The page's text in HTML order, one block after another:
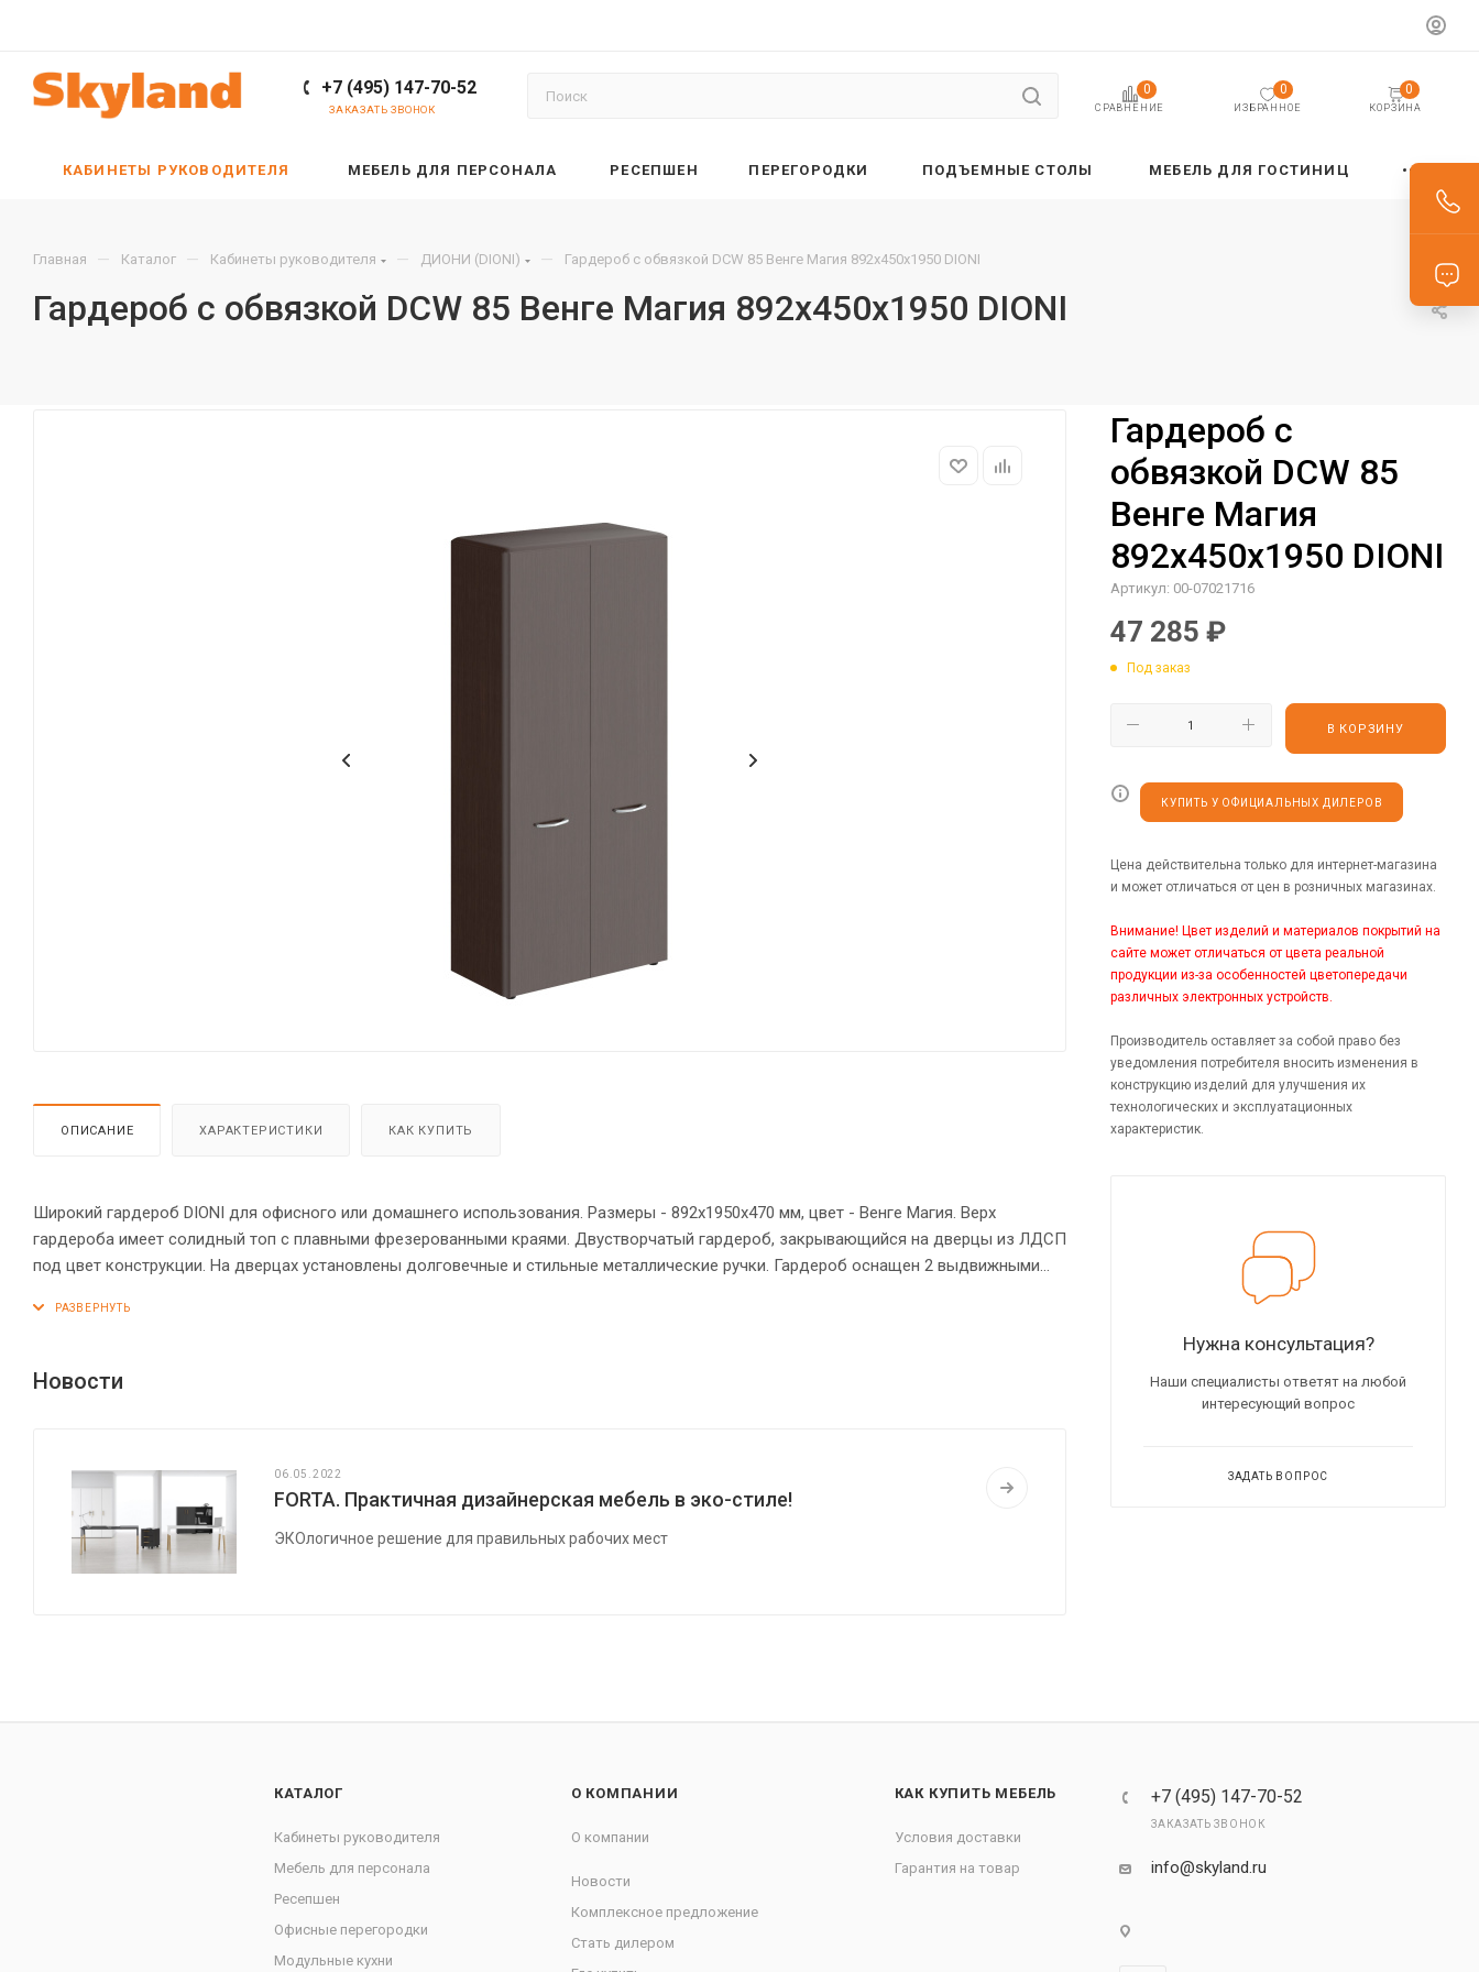
+7 (495) 147-70-52
ЗАКАЗАТЬ ЗВОНОК СРАВНЕНИЕ
0
ИЗБРАННОЕ
0
КОРЗИНА
0
КАБИНЕТЫ РУКОВОДИТЕЛЯ МЕБЕЛЬ ДЛЯ ПЕРСОНАЛА РЕСЕПШЕН ПЕРЕГОРОДКИ ПОДЪЕМНЫЕ СТОЛЫ МЕБЕЛЬ ДЛЯ ГОСТИНИЦ
Главная — Каталог — Кабинеты руководителя — ДИОНИ (DIONI) — Гардероб с обвязкой DCW 85 Венге Магия 892х450х1950 DIONI
Гардероб с обвязкой DCW 85 Венге Магия 892х450х1950 DIONI
ОПИСАНИЕ ХАРАКТЕРИСТИКИ КАК КУПИТЬ
Широкий гардероб DIONI для офисного или домашнего использования. Размеры - 892х1950х470 мм, цвет - Венге Магия. Верх
гардероба имеет солидный топ с плавными фрезерованными краями. Двустворчатый гардероб, закрывающийся на дверцы из ЛДСП
под цвет конструкции. На дверцах установлены долговечные и стильные металлические ручки. Гардероб оснащен 2 выдвижными
Конструкция гардероба оснащена прочными силовыми креплениями – эксцентриковыми стяжками. Регулируемые по высоте опоры
Новости
06.05.2022
FORTA. Практичная дизайнерская мебель в эко-стиле!
ЭКОлогичное решение для правильных рабочих мест
Гардероб с
обвязкой DCW 85
Венге Магия
892х450х1950 DIONI
Артикул: 00-07021716
47 285 ₽
Под заказ
В КОРЗИНУ
КУПИТЬ У ОФИЦИАЛЬНЫХ ДИЛЕРОВ
Цена действительна только для интернет-магазина
и может отличаться от цен в розничных магазинах.
Внимание! Цвет изделий и материалов покрытий на
сайте может отличаться от цвета реальной
продукции из-за особенностей цветопередачи
различных электронных устройств.
Производитель оставляет за собой право без
уведомления потребителя вносить изменения в
конструкцию изделий для улучшения их
технологических и эксплуатационных
характеристик.
Нужна консультация?
Наши специалисты ответят на любой
интересующий вопрос
ЗАДАТЬ ВОПРОС
КАТАЛОГ
Кабинеты руководителя
Мебель для персонала
Ресепшен
Офисные перегородки
Модульные кухни
О КОМПАНИИ
О компании
Новости
Комплексное предложение
Стать дилером
КАК КУПИТЬ МЕБЕЛЬ
Условия доставки
Гарантия на товар
+7 (495) 147-70-52
ЗАКАЗАТЬ ЗВОНОК
info@skyland.ru